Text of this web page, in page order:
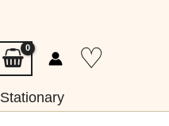
♡
Stationary